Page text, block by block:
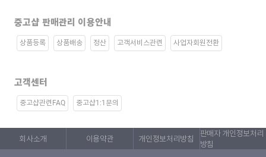
중고샵 판매관리 이용안내
상품등록 상품배송 정산 고객서비스관련 사업자회원전환
고객센터
중고샵관련FAQ 중고샵1:1문의
회사소개 이용약관 개인정보처리방침
판매자 개인정보처리
방침